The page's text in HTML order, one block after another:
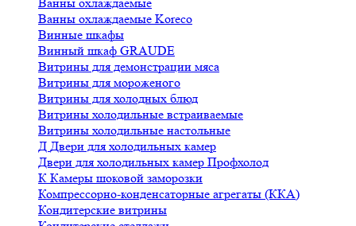
Ванны охлаждаемые Koreco
Винные шкафы
Винный шкаф GRAUDE
Витрины для демонстрации мяса
Витрины для мороженого
Витрины для холодных блюд
Витрины холодильные встраиваемые
Витрины холодильные настольные
Д Двери для холодильных камер
Двери для холодильных камер Профхолод
К Камеры шоковой заморозки
Компрессорно-конденсаторные агрегаты (ККА)
Кондитерские витрины